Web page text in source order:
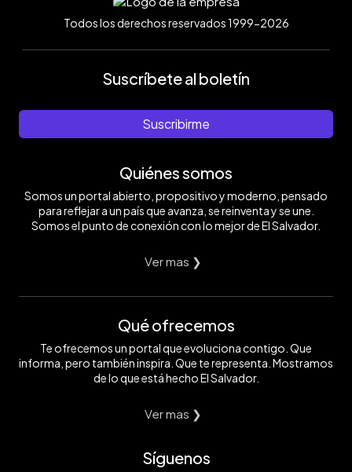
Todos los derechos reservados 1999-2026
Suscríbete al boletín
Suscribirme
Quiénes somos
Somos un portal abierto, propositivo y moderno, pensado
para reflejar a un país que avanza, se reinventa y se une.
Somos el punto de conexión con lo mejor de El Salvador.
Ver mas ❯
Qué ofrecemos
Te ofrecemos un portal que evoluciona contigo. Que
informa, pero también inspira. Que te representa. Mostramos
de lo que está hecho El Salvador.
Ver mas ❯
Síguenos